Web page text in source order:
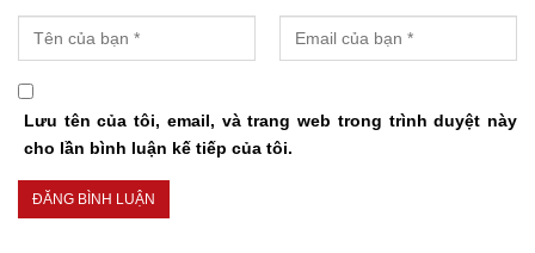
Lưu tên của tôi, email, và trang web trong trình duyệt này
cho lần bình luận kế tiếp của tôi.